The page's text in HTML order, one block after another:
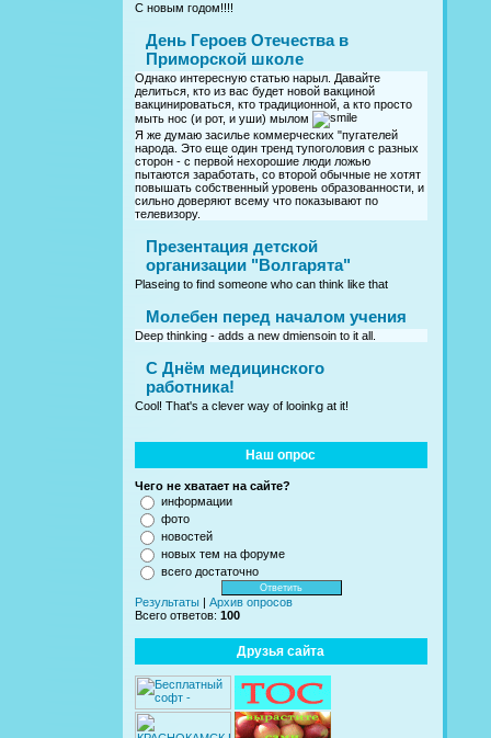
С новым годом!!!!
День Героев Отечества в
Приморской школе
Однако интересную статью нарыл. Давайте
делиться, кто из вас будет новой вакциной
вакцинироваться, кто традиционной, а кто просто
мыть нос (и рот, и уши) мылом
Я же думаю засилье коммерческих "пугателей
народа. Это еще один тренд тупоголовия с разных
сторон - с первой нехорошие люди ложью
пытаются заработать, со второй обычные не хотят
повышать собственный уровень образованности, и
сильно доверяют всему что показывают по
телевизору.
Презентация детской
организации "Волгарята"
Plaseing to find someone who can think like that
Молебен перед началом учения
Deep thinking - adds a new dmiensoin to it all.
C Днём медицинского
работника!
Cool! That's a clever way of looinkg at it!
Наш опрос
Чего не хватает на сайте?
информации
фото
новостей
новых тем на форуме
всего достаточно
Результаты
Архив опросов
Всего ответов: 100
Друзья сайта